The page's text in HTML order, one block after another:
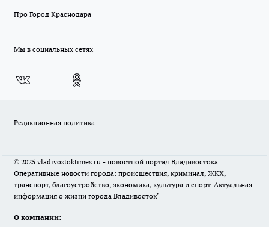
Про Город Краснодара
Мы в социальных сетях
Редакционная политика
© 2025 vladivostoktimes.ru - новостной портал Владивостока.
Оперативные новости города: происшествия, криминал, ЖКХ,
транспорт, благоустройство, экономика, культура и спорт. Актуальная
информация о жизни города Владивосток"
О компании: